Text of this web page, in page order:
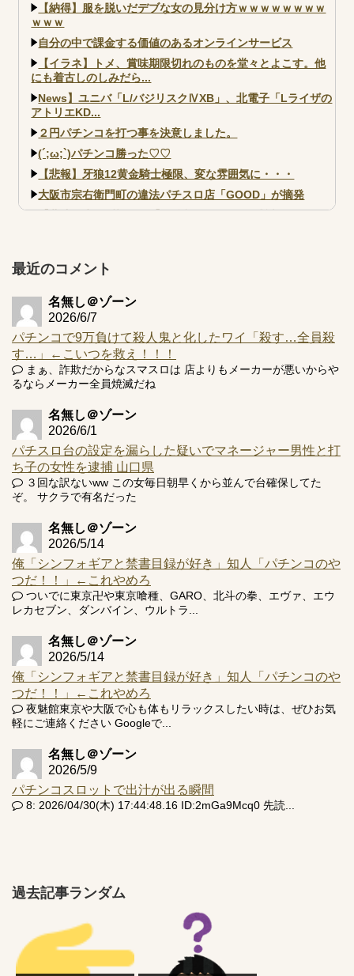
【納得】服を脱いだデブな女の見分け方ｗｗｗｗｗｗｗｗ
ｗｗｗ
自分の中で課金する価値のあるオンラインサービス
【イラネ】トメ、賞味期限切れのものを堂々とよこす。他
にも着古しのしみだら...
News】ユニバ「L/バジリスクⅣXB」、北電子「Lライザの
アトリエKD...
２円パチンコを打つ事を決意しました。
(´;ω;`)パチンコ勝った♡♡
【悲報】牙狼12黄金騎士極限、変な雰囲気に・・・
大阪市宗右衛門町の違法パチスロ店「GOOD」が摘発
プ報告あり！弱予告...
井の軽い絆？
Powered by livedoor 相互RSS
最近のコメント
名無し＠ゾーン
2026/6/7
パチンコで9万負けて殺人鬼と化したワイ「殺す…全員殺
す…」←こいつを救え！！！
まぁ、詐欺だからなスマスロは 店よりもメーカーが悪いからや
るならメーカー全員焼滅だね
名無し＠ゾーン
2026/6/1
パチスロ台の設定を漏らした疑いでマネージャー男性と打
ち子の女性を逮捕 山口県
３回な訳ないww この女毎日朝早くから並んで台確保してた
ぞ。 サクラで有名だった
名無し＠ゾーン
2026/5/14
俺「シンフォギアと禁書目録が好き」知人「パチンコのや
つだ！！」←これやめろ
ついでに東京卍や東京喰種、GARO、北斗の拳、エヴァ、エウ
レカセブン、ダンバイン、ウルトラ...
名無し＠ゾーン
2026/5/14
俺「シンフォギアと禁書目録が好き」知人「パチンコのや
つだ！！」←これやめろ
夜魅館東京や大阪で心も体もリラックスしたい時は、ぜひお気
軽にご連絡ください Googleで...
名無し＠ゾーン
2026/5/9
パチンコスロットで出汁が出る瞬間
8: 2026/04/30(木) 17:44:48.16 ID:2mGa9Mcq0 先読...
過去記事ランダム